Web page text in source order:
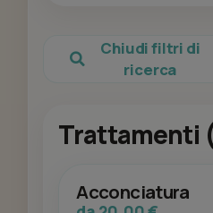
Chiudi filtri di
ricerca
Trattamenti
Acconciatura